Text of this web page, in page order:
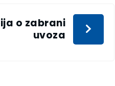
o zabrani
uvoza